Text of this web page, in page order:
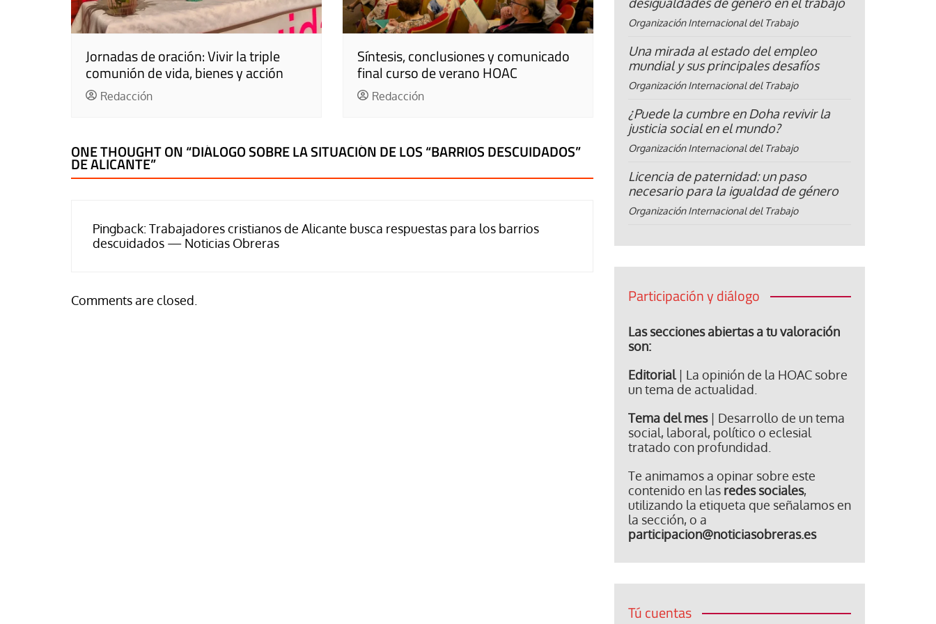
Jornadas de oración: Vivir la triple
comunión de vida, bienes y acción
Redacción
Síntesis, conclusiones y comunicado
final curso de verano HOAC
Redacción
ONE THOUGHT ON “DIÁLOGO SOBRE LA SITUACIÓN DE LOS “BARRIOS DESCUIDADOS”
DE ALICANTE”
Pingback:Trabajadores cristianos de Alicante busca respuestas para los barrios
descuidados — Noticias Obreras
Comments are closed.
Organización Internacional del Trabajo
Una mirada al estado del empleo
mundial y sus principales desafíos
Organización Internacional del Trabajo
¿Puede la cumbre en Doha revivir la
justicia social en el mundo?
Organización Internacional del Trabajo
Licencia de paternidad: un paso
necesario para la igualdad de género
Organización Internacional del Trabajo
Participación y diálogo
Las secciones abiertas a tu valoración
son:
Editorial| La opinión de la HOAC sobre
un tema de actualidad.
Tema del mes| Desarrollo de un tema
social, laboral, político o eclesial
tratado con profundidad.
Te animamos a opinar sobre este
contenido en las redes sociales,
utilizando la etiqueta que señalamos en
la sección, o a
participacion@noticiasobreras.es
Tú cuentas